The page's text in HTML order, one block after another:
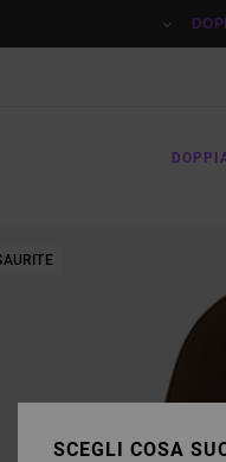
SCEGLI COSA